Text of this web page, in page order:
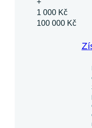
+
1 000 Kč
100 000 Kč